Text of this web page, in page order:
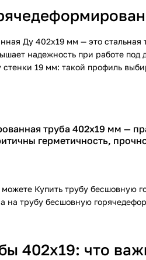
Ду 402х19 мм — это
надежность при работе
19 мм: такой профиль
труба 402х19 мм —
герметичность,
можете Купить трубу бесшовную
на трубу бесшовную
402х19: что